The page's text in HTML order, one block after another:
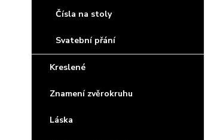
Čísla na stoly
Svatební přání
Kreslené
Znamení zvěrokruhu
Láska